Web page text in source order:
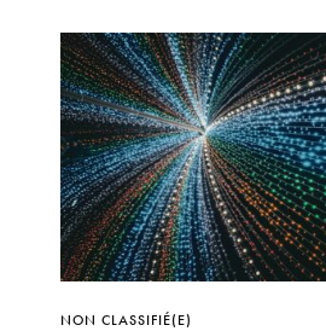
NON CLASSIFIÉ(E)